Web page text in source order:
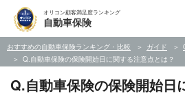
オリコン顧客満足度ランキング
自動車保険
おすすめの自動車保険ランキング・比較 ガイド
Q.自動車保険の保険開始日に関する注意点とは？
Q.自動車保険の保険開始日